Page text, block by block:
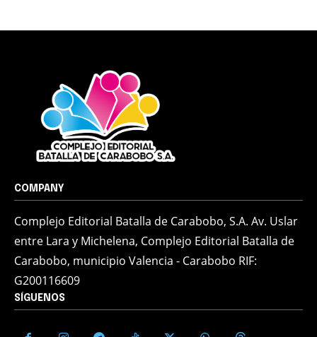
COMPANY
Complejo Editorial Batalla de Carabobo, S.A. Av. Uslar
entre Lara y Michelena, Complejo Editorial Batalla de
Carabobo, municipio Valencia - Carabobo RIF:
G200116609
SÍGUENOS